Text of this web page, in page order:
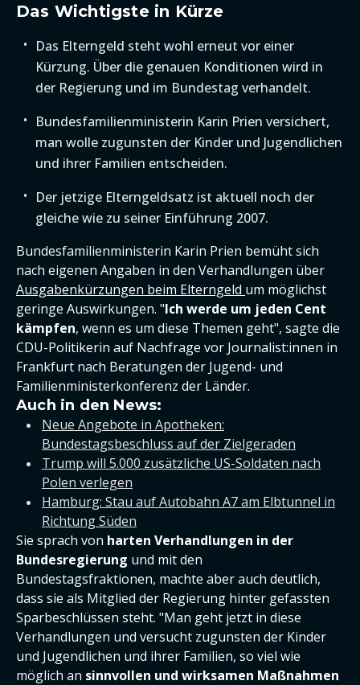
Das Wichtigste in Kürze
Das Elterngeld steht wohl erneut vor einer
Kürzung. Über die genauen Konditionen wird in
der Regierung und im Bundestag verhandelt.
Bundesfamilienministerin Karin Prien versichert,
man wolle zugunsten der Kinder und Jugendlichen
und ihrer Familien entscheiden.
Der jetzige Elterngeldsatz ist aktuell noch der
gleiche wie zu seiner Einführung 2007.
Bundesfamilienministerin Karin Prien bemüht sich
nach eigenen Angaben in den Verhandlungen über
Ausgabenkürzungen beim Elterngeld um möglichst
geringe Auswirkungen. "Ich werde um jeden Cent
kämpfen, wenn es um diese Themen geht", sagte die
CDU-Politikerin auf Nachfrage vor Journalist:innen in
Frankfurt nach Beratungen der Jugend- und
Familienministerkonferenz der Länder.
Auch in den News:
Neue Angebote in Apotheken:
Bundestagsbeschluss auf der Zielgeraden
Trump will 5.000 zusätzliche US-Soldaten nach
Polen verlegen
Hamburg: Stau auf Autobahn A7 am Elbtunnel in
Richtung Süden
Sie sprach von harten Verhandlungen in der
Bundesregierung und mit den
Bundestagsfraktionen, machte aber auch deutlich,
dass sie als Mitglied der Regierung hinter gefassten
Sparbeschlüssen steht. "Man geht jetzt in diese
Verhandlungen und versucht zugunsten der Kinder
und Jugendlichen und ihrer Familien, so viel wie
möglich an sinnvollen und wirksamen Maßnahmen